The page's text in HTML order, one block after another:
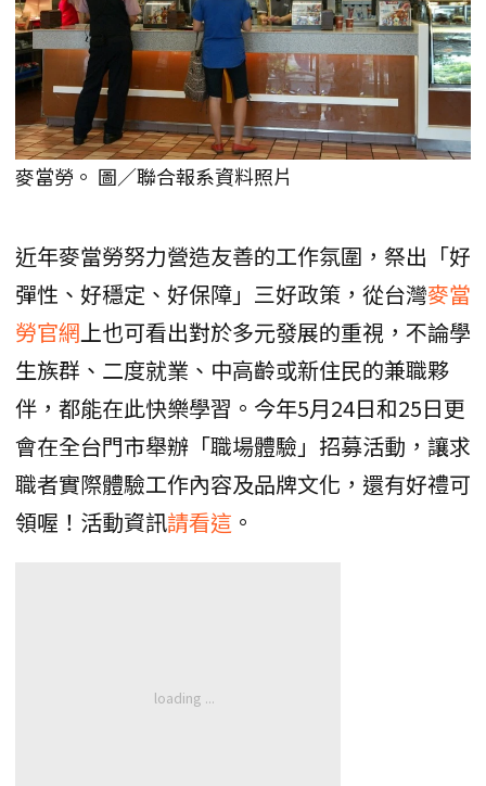
麥當勞。 圖／聯合報系資料照片
近年麥當勞努力營造友善的工作氛圍，祭出「好
彈性、好穩定、好保障」三好政策，從台灣麥當
勞官網 上也可看出對於多元發展的重視，不論學
生族群、二度就業、中高齡或新住民的兼職夥
伴，都能在此快樂學習。今年5月24日和25日更
會在全台門市舉辦「職場體驗」招募活動，讓求
職者實際體驗工作內容及品牌文化，還有好禮可
領喔！活動資訊請看這 。